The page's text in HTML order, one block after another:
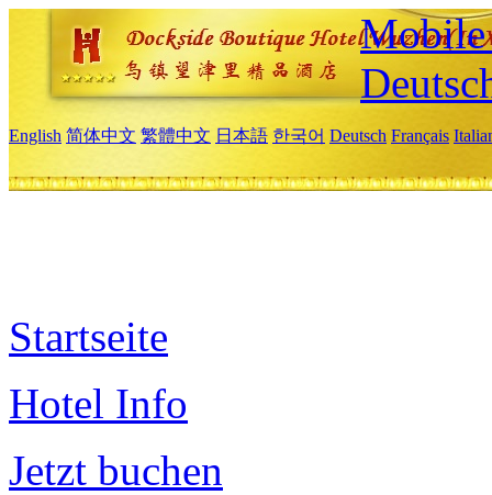
Mobile
English 简体中文 繁體中文 日本語 한국어 Deutsch Français
Startseite
Hotel Info
Jetzt buchen